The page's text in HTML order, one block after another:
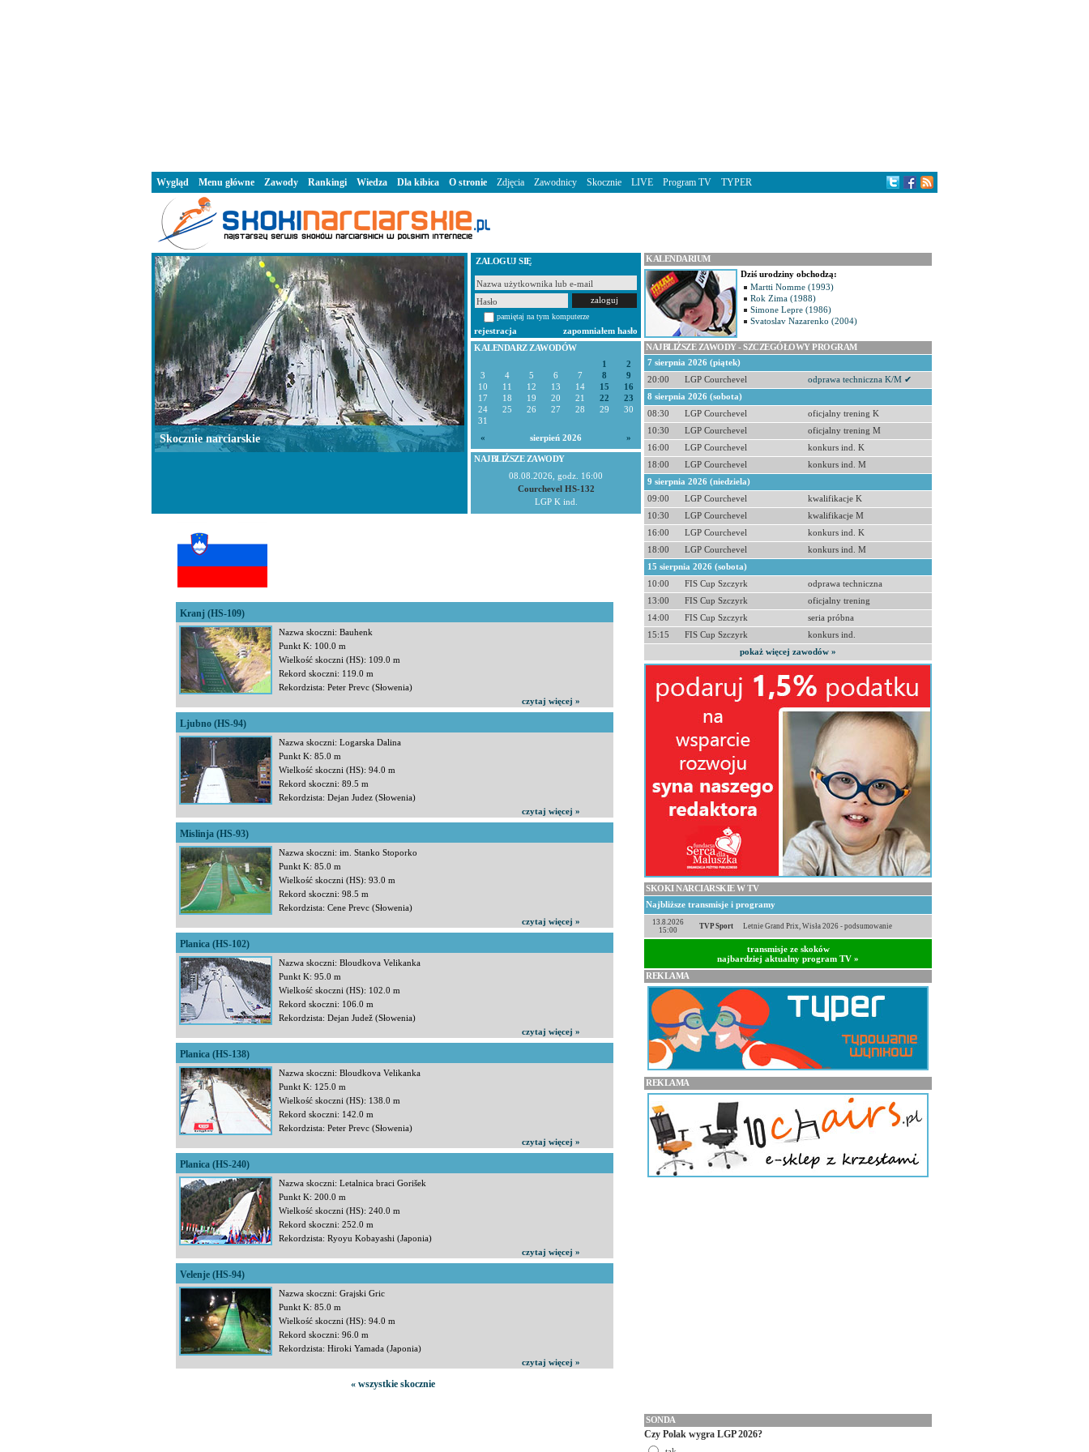
ZALOGUJ SIĘ
pamiętaj na tym komputerze
rejestracja
zapomniałem hasło
KALENDARZ ZAWODÓW
1
2
3
4 5 6 7 8
9
10
11 12 13 14 15
16
17
18 19 20 21 22
23
24
25 26 27 28 29
30
31
«
sierpień 2026 »
NAJBLIŻSZE ZAWODY
08.08.2026, godz. 16:00
Courchevel HS-132
LGP K ind.
Kranj (HS-109)
Nazwa skoczni: Bauhenk
Punkt K: 100.0 m
Wielkość skoczni (HS): 109.0 m
Rekord skoczni: 119.0 m
Rekordzista: Peter Prevc (Słowenia)
czytaj więcej »
Ljubno (HS-94)
Nazwa skoczni: Logarska Dalina
Punkt K: 85.0 m
Wielkość skoczni (HS): 94.0 m
Rekord skoczni: 89.5 m
Rekordzista: Dejan Judez (Słowenia)
czytaj więcej »
Mislinja (HS-93)
Nazwa skoczni: im. Stanko Stoporko
Punkt K: 85.0 m
Wielkość skoczni (HS): 93.0 m
Rekord skoczni: 98.5 m
Rekordzista: Cene Prevc (Słowenia)
czytaj więcej »
Planica (HS-102)
Nazwa skoczni: Bloudkova Velikanka
Punkt K: 95.0 m
Wielkość skoczni (HS): 102.0 m
Rekord skoczni: 106.0 m
Rekordzista: Dejan Judež (Słowenia)
czytaj więcej »
Planica (HS-138)
Nazwa skoczni: Bloudkova Velikanka
Punkt K: 125.0 m
Wielkość skoczni (HS): 138.0 m
Rekord skoczni: 142.0 m
Rekordzista: Peter Prevc (Słowenia)
czytaj więcej »
Planica (HS-240)
Nazwa skoczni: Letalnica braci Gorišek
Punkt K: 200.0 m
Wielkość skoczni (HS): 240.0 m
Rekord skoczni: 252.0 m
Rekordzista: Ryoyu Kobayashi (Japonia)
czytaj więcej »
Velenje (HS-94)
Nazwa skoczni: Grajski Gric
Punkt K: 85.0 m
Wielkość skoczni (HS): 94.0 m
Rekord skoczni: 96.0 m
Rekordzista: Hiroki Yamada (Japonia)
czytaj więcej »
« wszystkie skocznie
Skocznie narciarskie
KALENDARIUM
Dziś urodziny obchodzą:
Martti Nomme (1993)
Rok Zima (1988)
Simone Lepre (1986)
Svatoslav Nazarenko (2004)
NAJBLIŻSZE ZAWODY - SZCZEGÓŁOWY PROGRAM
7 sierpnia 2026 (piątek)
20:00
LGP Courchevel
odprawa techniczna K/M ✔
8 sierpnia 2026 (sobota)
08:30
LGP Courchevel
oficjalny trening K
10:30
LGP Courchevel
oficjalny trening M
16:00
LGP Courchevel
konkurs ind. K
18:00
LGP Courchevel
konkurs ind. M
9 sierpnia 2026 (niedziela)
09:00
LGP Courchevel
kwalifikacje K
10:30
LGP Courchevel
kwalifikacje M
16:00
LGP Courchevel
konkurs ind. K
18:00
LGP Courchevel
konkurs ind. M
15 sierpnia 2026 (sobota)
10:00
FIS Cup Szczyrk
odprawa techniczna
13:00
FIS Cup Szczyrk
oficjalny trening
14:00
FIS Cup Szczyrk
seria próbna
15:15
FIS Cup Szczyrk
konkurs ind.
pokaż więcej zawodów »
SKOKI NARCIARSKIE W TV
Najbliższe transmisje i programy
13.8.2026
15:00
TVP Sport Letnie Grand Prix, Wisła 2026 - podsumowanie
transmisje ze skoków
najbardziej aktualny program TV »
REKLAMA
REKLAMA
SONDA
Czy Polak wygra LGP 2026?
Wygląd Menu główne Zawody Rankingi Wiedza Dla kibica O stronie Zdjęcia Zawodnicy Skocznie LIVE Program TV TYPER